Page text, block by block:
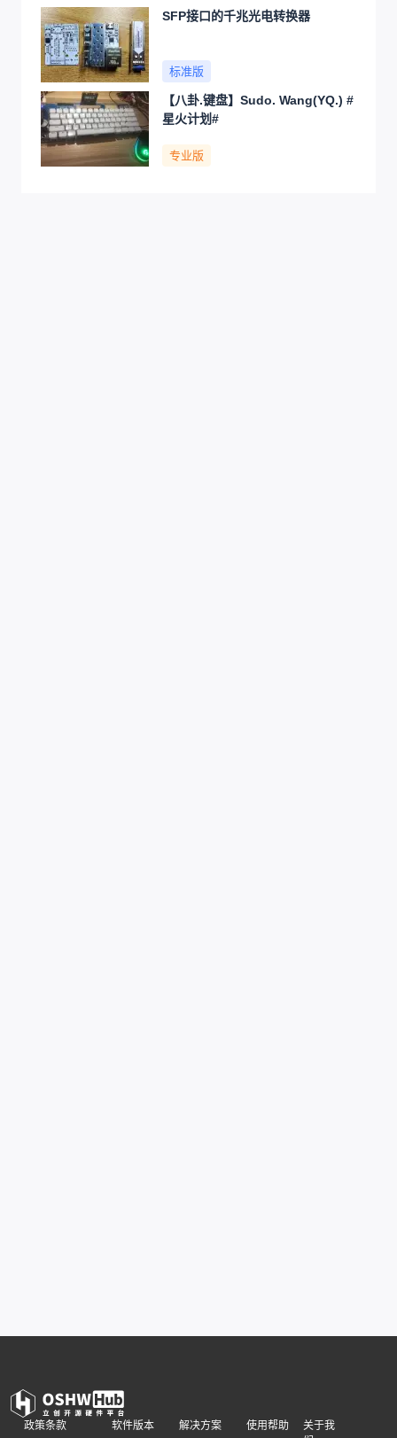
SFP接口的千兆光电转换器
标准版
【八卦.键盘】Sudo. Wang(YQ.) #
星火计划#
专业版
政策条款 软件版本 解决方案 使用帮助
关于我